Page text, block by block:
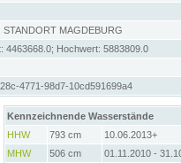
, STANDORT MAGDEBURG
4463668.0; Hochwert: 5883809.0
4771-98d7-10cd591699a4
Kennzeichnende Wasserstände
HHW
793 cm
10.06.2013+
MHW
506 cm
01.11.2010 -